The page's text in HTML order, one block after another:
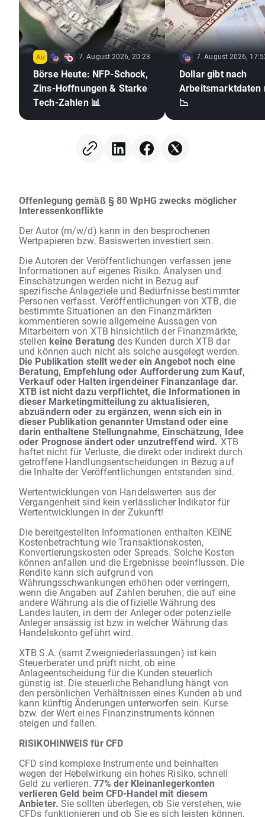
7. August 2026, 20:23
Börse Heute: NFP-Schock,
Zins-Hoffnungen & Starke
Tech-Zahlen 📊
7. August 2026,
Dollar gibt nach
Arbeitsmarktdaten
📉
Offenlegung gemäß § 80 WpHG zwecks möglicher
Interessenkonflikte
Der Autor (m/w/d) kann in den besprochenen
Wertpapieren bzw. Basiswerten investiert sein.
Die Autoren der Veröffentlichungen verfassen jene
Informationen auf eigenes Risiko. Analysen und
Einschätzungen werden nicht in Bezug auf
spezifische Anlageziele und Bedürfnisse bestimmter
Personen verfasst. Veröffentlichungen von XTB, die
bestimmte Situationen an den Finanzmärkten
kommentieren sowie allgemeine Aussagen von
Mitarbeitern von XTB hinsichtlich der Finanzmärkte,
stellen keine Beratungdes Kunden durch XTB dar
und können auch nicht als solche ausgelegt werden.
Die Publikation stellt weder ein Angebot noch eine
Beratung, Empfehlung oder Aufforderung zum Kauf,
Verkauf oder Halten irgendeiner Finanzanlage dar.
XTB ist nicht dazu verpflichtet, die Informationen in
dieser Marketingmitteilung zu aktualisieren,
abzuändern oder zu ergänzen, wenn sich ein in
dieser Publikation genannter Umstand oder eine
darin enthaltene Stellungnahme, Einschätzung, Idee
oder Prognose ändert oder unzutreffend wird. XTB
haftet nicht für Verluste, die direkt oder indirekt durch
getroffene Handlungsentscheidungen in Bezug auf
die Inhalte der Veröffentlichungen entstanden sind.
Wertentwicklungen von Handelswerten aus der
Vergangenheit sind kein verlässlicher Indikator für
Wertentwicklungen in der Zukunft!
Die bereitgestellten Informationen enthalten KEINE
Kostenbetrachtung wie Transaktionskosten,
Konvertierungskosten oder Spreads. Solche Kosten
können anfallen und die Ergebnisse beeinflussen. Die
Rendite kann sich aufgrund von
Währungsschwankungen erhöhen oder verringern,
wenn die Angaben auf Zahlen beruhen, die auf eine
andere Währung als die offizielle Währung des
Landes lauten, in dem der Anleger oder potenzielle
Anleger ansässig ist bzw in welcher Währung das
Handelskonto geführt wird.
XTB S.A. (samt Zweigniederlassungen) ist kein
Steuerberater und prüft nicht, ob eine
Anlageentscheidung für die Kunden steuerlich
günstig ist. Die steuerliche Behandlung hängt von
den persönlichen Verhältnissen eines Kunden ab und
kann künftig Änderungen unterworfen sein. Kurse
bzw. der Wert eines Finanzinstruments können
steigen und fallen.
RISIKOHINWEIS für CFD
CFD sind komplexe Instrumente und beinhalten
wegen der Hebelwirkung ein hohes Risiko, schnell
Geld zu verlieren. 77% der Kleinanlegerkonten
verlieren Geld beim CFD-Handel mit diesem
Anbieter. Sie sollten überlegen, ob Sie verstehen, wie
CFDs funktionieren und ob Sie es sich leisten können,